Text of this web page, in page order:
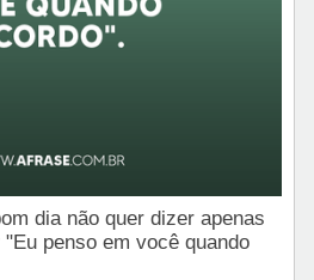
dia não quer dizer apenas
penso em você quando